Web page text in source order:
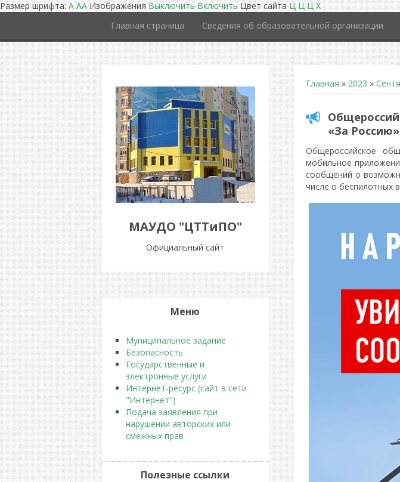
Размер шрифта:A AAИзображенияВыключить ВключитьЦвет сайтаЦ Ц Ц Х
Главная страница
Сведения об образовательной организации
МАУДО "ЦТТиПО"
Официальный сайт
Главная » 2023 »
«За
Общероссийское
мобильное
сообщений о
числе о беспилотных
Меню
Муниципальное задание
Безопасность
Государственные и
электронные услуги
Интернет-ресурс (сайт в сети
"Интернет")
Подача заявления при
нарушении авторских или
смежных прав
Полезные ссылки